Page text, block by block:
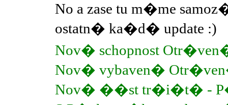
No a zase tu m�me
ostatn� ka�d� update :)
Nov� schopnost
Nov� vybaven�
Nov� ��st tr�i�t� -